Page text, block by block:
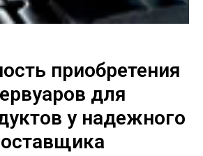
приобретения
для
у надежного